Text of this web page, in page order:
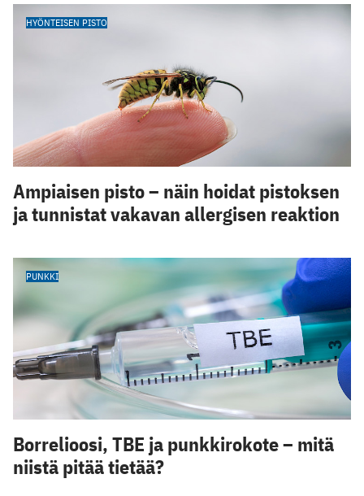
HYÖNTEISEN PISTO
Ampiaisen pisto – näin hoidat pistoksen
ja tunnistat vakavan allergisen reaktion
PUNKKI
Borrelioosi, TBE ja punkkirokote – mitä
niistä pitää tietää?